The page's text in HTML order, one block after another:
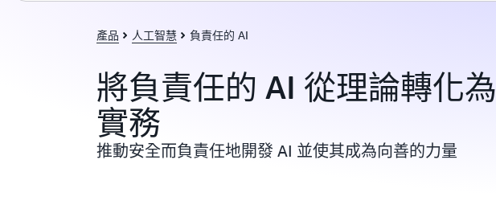
產品 人工智慧 負責任的 AI
將負責任的 AI 從理論轉化為
實務
推動安全而負責任地開發 AI 並使其成為向善的力量